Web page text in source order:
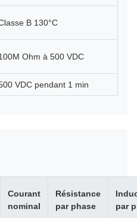
B 130°C
Ohm à 500 VDC
VDC pendant 1 min
Courant
nominal
Résistance
par phase
par